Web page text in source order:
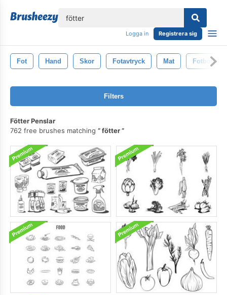
Logga in Registrera sig
Fot Hand Skor Fotavtryck Mat Fotboll
Filters
Fötter Penslar
762 free brushes matching
fötter